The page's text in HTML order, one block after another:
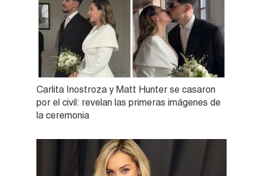
Carlita Inostroza y Matt Hunter se casaron
por el civil: revelan las primeras imágenes de
la ceremonia